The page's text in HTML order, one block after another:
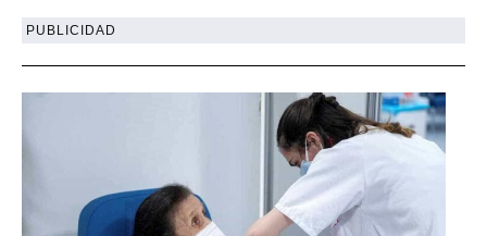
PUBLICIDAD